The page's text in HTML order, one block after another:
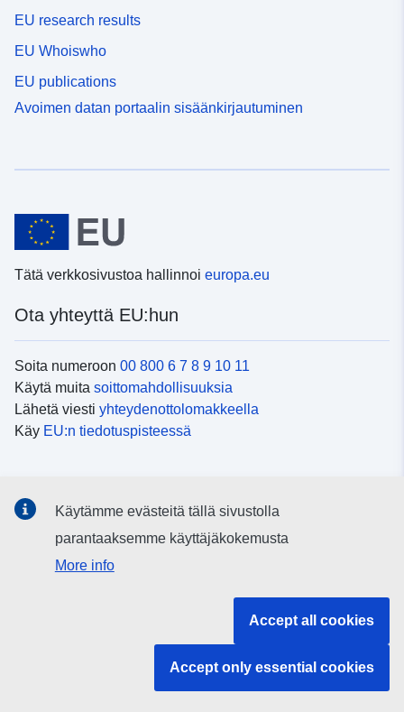
EU research results
EU Whoiswho
EU publications
Avoimen datan portaalin sisäänkirjautuminen
Tätä verkkosivustoa hallinnoi europa.eu
Ota yhteyttä EU:hun
Soita numeroon 00 800 6 7 8 9 10 11
Käytä muita soittomahdollisuuksia
Lähetä viesti yhteydenottolomakkeella
Käy EU:n tiedotuspisteessä
sosiaalisessa mediassa
EU:n toimielimet ja muut elimet
Käytämme evästeitä tällä sivustolla
parantaaksemme käyttäjäkokemusta
More info
Accept all cookies
Accept only essential cookies